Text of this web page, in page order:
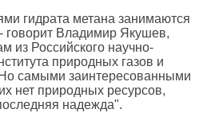
гидрата метана занимаются
говорит Владимир Якушев,
из Российского научно-
природных газов и
Но самыми заинтересованными
нет природных ресурсов,
надежда".